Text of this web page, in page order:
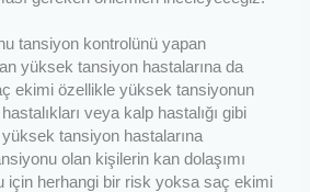
tansiyon kontrolünü yapan
yüksek tansiyon hastalarına da
ekimi özellikle yüksek tansiyonun
veya kalp hastalığı gibi
yüksek tansiyon hastalarına
olan kişilerin kan dolaşımı
için herhangi bir risk yoksa saç ekimi